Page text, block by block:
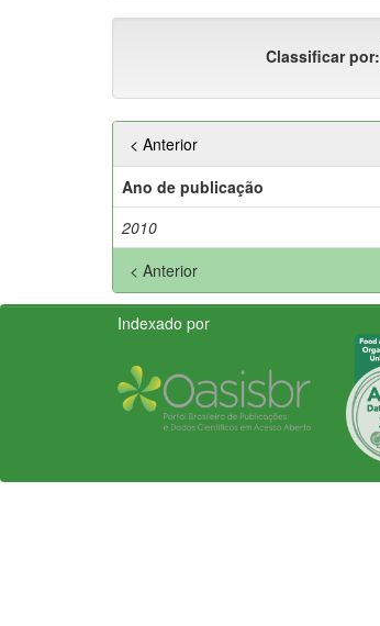
Classificar por:
< Anterior
Ano de publicação
2010
< Anterior
Indexado por